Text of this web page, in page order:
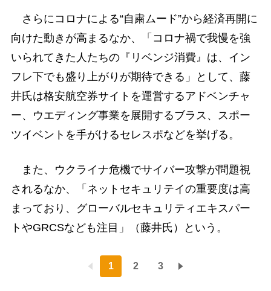
さらにコロナによる“自粛ムード”から経済再開に
向けた動きが高まるなか、「コロナ禍で我慢を強
いられてきた人たちの『リベンジ消費』は、イン
フレ下でも盛り上がりが期待できる」として、藤
井氏は格安航空券サイトを運営するアドベンチャ
ー、ウエディング事業を展開するブラス、スポー
ツイベントを手がけるセレスポなどを挙げる。
また、ウクライナ危機でサイバー攻撃が問題視
されるなか、「ネットセキュリテイの重要度は高
まっており、グローバルセキュリティエキスパー
トやGRCSなども注目」（藤井氏）という。
1 2 3